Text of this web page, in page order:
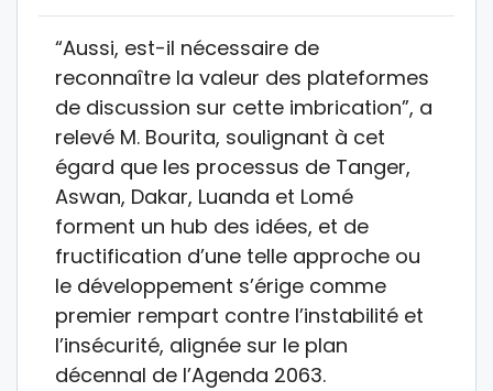
“Aussi, est-il nécessaire de
reconnaître la valeur des plateformes
de discussion sur cette imbrication”, a
relevé M. Bourita, soulignant à cet
égard que les processus de Tanger,
Aswan, Dakar, Luanda et Lomé
forment un hub des idées, et de
fructification d’une telle approche ou
le développement s’érige comme
premier rempart contre l’instabilité et
l’insécurité, alignée sur le plan
décennal de l’Agenda 2063.